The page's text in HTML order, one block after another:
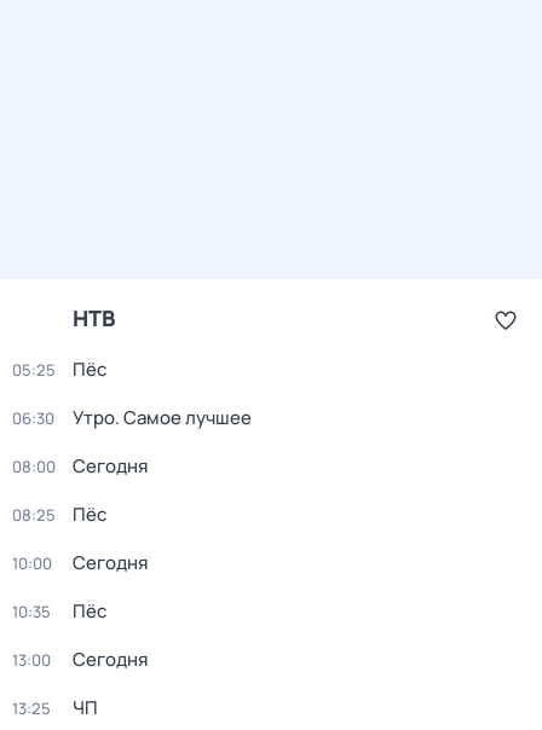
НТВ
05:25 Пёс
06:30 Утро. Самое лучшее
08:00 Сегодня
08:25 Пёс
10:00 Сегодня
10:35 Пёс
13:00 Сегодня
13:25 ЧП